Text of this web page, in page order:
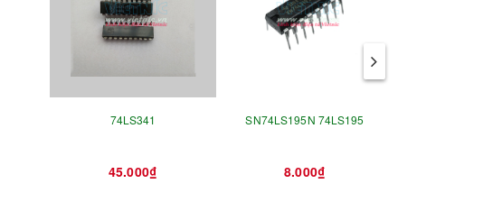
74LS341
45.000₫
SN74LS195N 74LS195
8.000₫